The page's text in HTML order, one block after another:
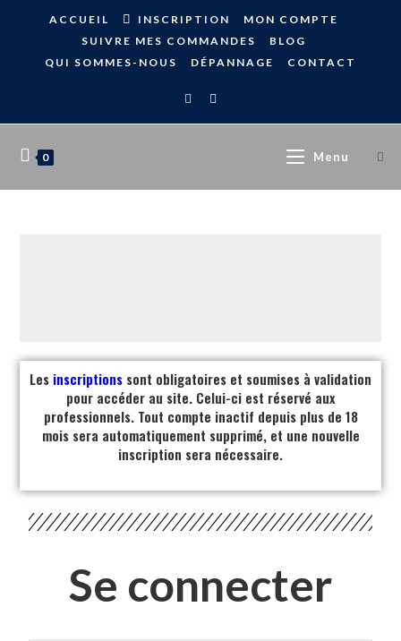
ACCUEIL INSCRIPTION
MON COMPTE
SUIVRE MES COMMANDES
BLOG
QUI SOMMES-NOUS
DÉPANNAGE CONTACT
0 Menu
Les inscriptions sont obligatoires et soumises à validation
pour accéder au site. Celui-ci est réservé aux
professionnels. Tout compte inactif depuis plus de 18
mois sera automatiquement supprimé, et une nouvelle
inscription sera nécessaire.
Se connecter